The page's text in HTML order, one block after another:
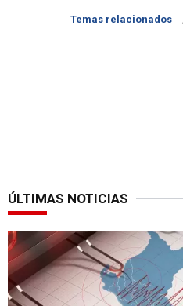
Temas relacionados
ÚLTIMAS NOTICIAS